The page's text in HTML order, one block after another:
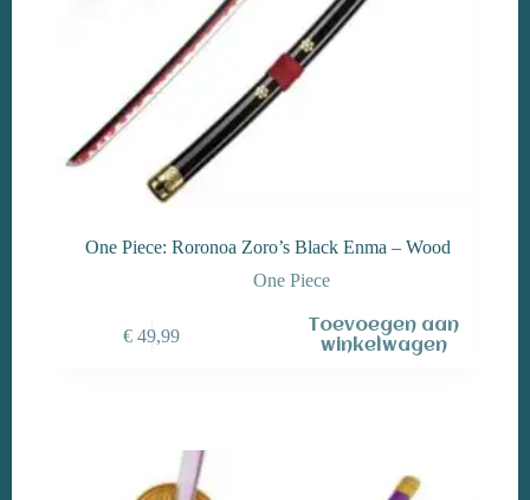
One Piece: Roronoa Zoro’s Black Enma – Wood
One Piece
€ 49,99
Toevoegen aan
winkelwagen